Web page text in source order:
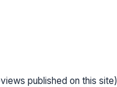
published on this site)